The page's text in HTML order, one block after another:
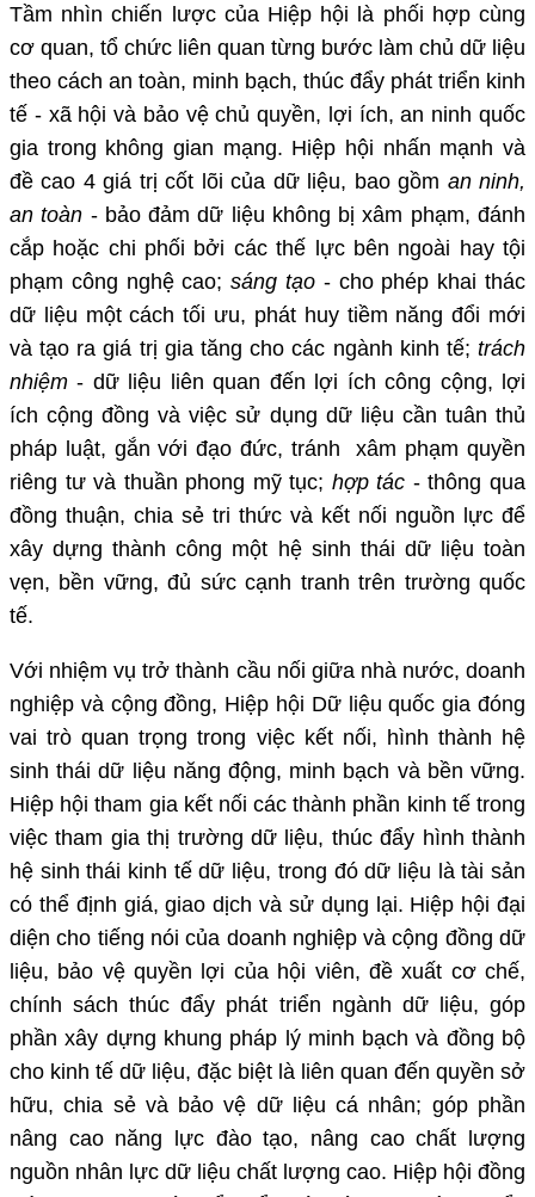
Tầm nhìn chiến lược của Hiệp hội là phối hợp cùng
cơ quan, tổ chức liên quan từng bước làm chủ dữ liệu
theo cách an toàn, minh bạch, thúc đẩy phát triển kinh
tế - xã hội và bảo vệ chủ quyền, lợi ích, an ninh quốc
gia trong không gian mạng. Hiệp hội nhấn mạnh và
đề cao 4 giá trị cốt lõi của dữ liệu, bao gồm an ninh,
an toàn - bảo đảm dữ liệu không bị xâm phạm, đánh
cắp hoặc chi phối bởi các thế lực bên ngoài hay tội
phạm công nghệ cao;sáng tạo - cho phép khai thác
dữ liệu một cách tối ưu, phát huy tiềm năng đổi mới
và tạo ra giá trị gia tăng cho các ngành kinh tế; trách
nhiệm - dữ liệu liên quan đến lợi ích công cộng, lợi
ích cộng đồng và việc sử dụng dữ liệu cần tuân thủ
pháp luật, gắn với đạo đức, tránh xâm phạm quyền
riêng tư và thuần phong mỹ tục; hợp tác - thông qua
đồng thuận, chia sẻ tri thức và kết nối nguồn lực để
xây dựng thành công một hệ sinh thái dữ liệu toàn
vẹn, bền vững, đủ sức cạnh tranh trên trường quốc
tế.
Với nhiệm vụ trở thành cầu nối giữa nhà nước, doanh
nghiệp và cộng đồng, Hiệp hội Dữ liệu quốc gia đóng
vai trò quan trọng trong việc kết nối, hình thành hệ
sinh thái dữ liệu năng động, minh bạch và bền vững.
Hiệp hội tham gia kết nối các thành phần kinh tế trong
việc tham gia thị trường dữ liệu, thúc đẩy hình thành
hệ sinh thái kinh tế dữ liệu, trong đó dữ liệu là tài sản
có thể định giá, giao dịch và sử dụng lại. Hiệp hội đại
diện cho tiếng nói của doanh nghiệp và cộng đồng dữ
liệu, bảo vệ quyền lợi của hội viên, đề xuất cơ chế,
chính sách thúc đẩy phát triển ngành dữ liệu, góp
phần xây dựng khung pháp lý minh bạch và đồng bộ
cho kinh tế dữ liệu, đặc biệt là liên quan đến quyền sở
hữu, chia sẻ và bảo vệ dữ liệu cá nhân; góp phần
nâng cao năng lực đào tạo, nâng cao chất lượng
nguồn nhân lực dữ liệu chất lượng cao. Hiệp hội đồng